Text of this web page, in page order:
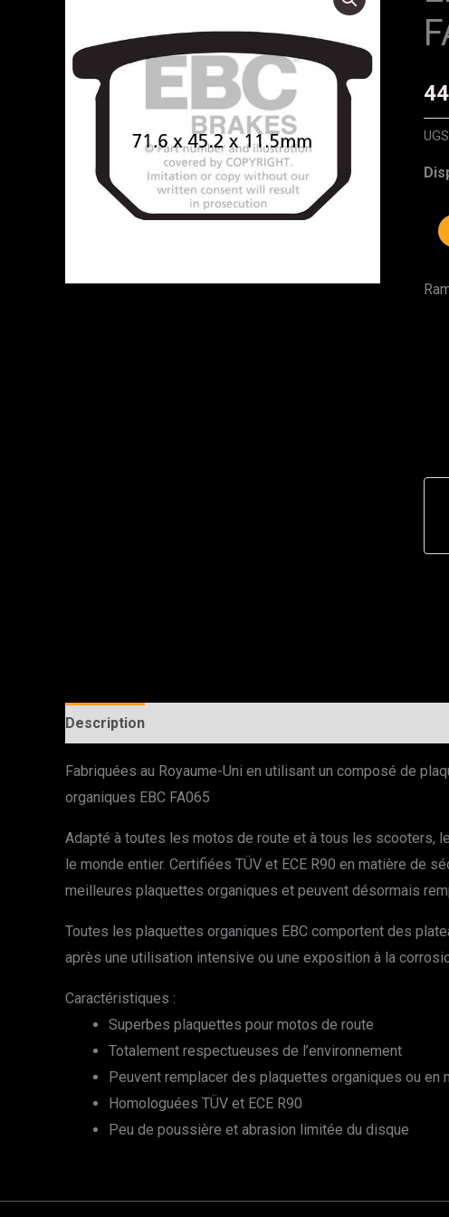
de
EBC
-
de
Frein
Description
Fabriquées au Royaume-Uni en utilisant un composé de
organiques EBC FA065
Adapté à toutes les motos de route et à tous les scooters,
le monde entier. Certifiées TÜV et ECE R90 en matière de
meilleures plaquettes organiques et peuvent désormais
Toutes les plaquettes organiques EBC comportent des
après une utilisation intensive ou une exposition à la
Caractéristiques :
Superbes plaquettes pour motos de route
Totalement respectueuses de l’environnement
Peuvent remplacer des plaquettes organiques ou en
Homologuées TÜV et ECE R90
Peu de poussière et abrasion limitée du disque